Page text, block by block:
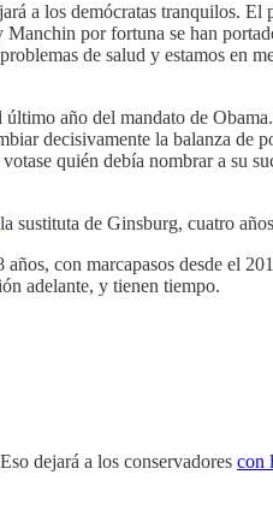
a los demócratas tranquilos.
por fortuna se han
de salud y estamos
año del mandato de Obama.
decisivamente la balanza
quién debía nombrar a su
sustituta de Ginsburg, cuatro
años, con marcapasos desde el
adelante, y tienen tiempo.
dejará a los conservadores con